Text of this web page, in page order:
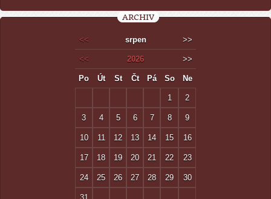
ARCHIV
<< srpen >>
<< 2026 >>
Po Út St Čt Pá So Ne
1 2
3 4 5 6 7 8 9
10 11 12 13 14 15 16
17 18 19 20 21 22 23
24 25 26 27 28 29 30